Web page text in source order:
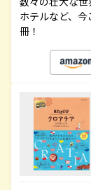
ホテルなど、
冊！